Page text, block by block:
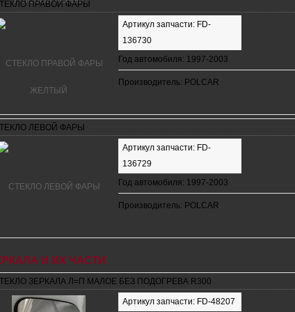
ПРАВОЙ ФАРЫ
Артикул запчасти: FD-
136730
Год автомобиля: 1997-2003
Производитель: POLCAR
ЛЕВОЙ ФАРЫ
Артикул запчасти: FD-
136729
Год автомобиля: 1997-2003
Производитель: POLCAR
И ИХ ЧАСТИ
ЗЕРКАЛА Л=П МАЛОЕ БЕЗ ПОДОГРЕВА R300
Артикул запчасти: FD-48207